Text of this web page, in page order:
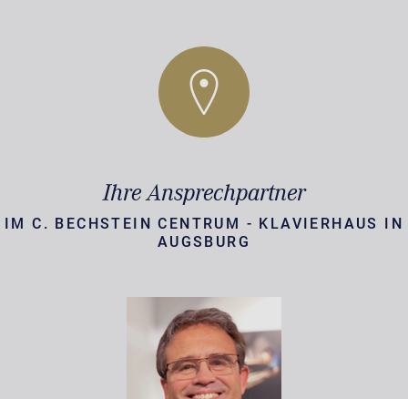
Ihre Ansprechpartner
IM C. BECHSTEIN CENTRUM - KLAVIERHAUS IN
AUGSBURG